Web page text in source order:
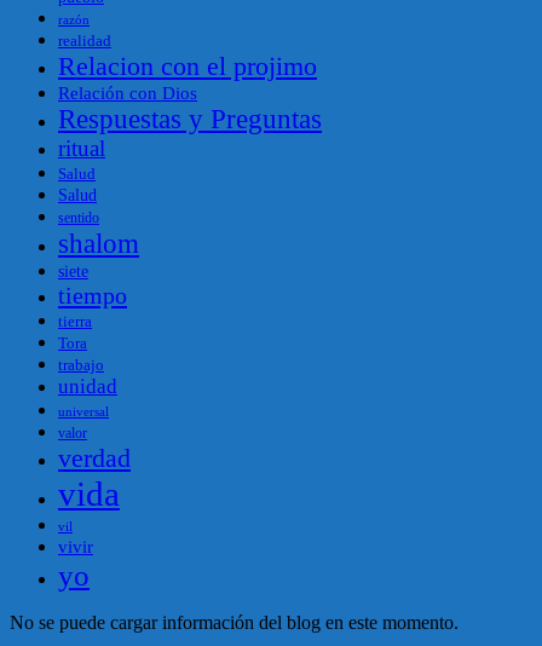
razón
realidad
Relacion con el projimo
Relación con Dios
Respuestas y Preguntas
ritual
Salud
Salud
sentido
shalom
siete
tiempo
tierra
Tora
trabajo
unidad
universal
valor
verdad
vida
vil
vivir
yo
No se puede cargar información del blog en este momento.